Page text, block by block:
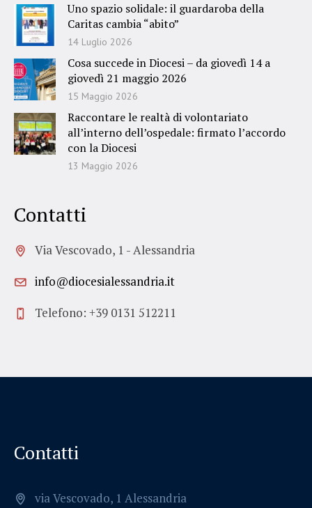
Uno spazio solidale: il guardaroba della
Caritas cambia “abito”
14 Luglio 2026
Cosa succede in Diocesi – da giovedì 14 a
giovedì 21 maggio 2026
15 Maggio 2026
Raccontare le realtà di volontariato
all’interno dell’ospedale: firmato l’accordo
con la Diocesi
13 Maggio 2026
Contatti
Via Vescovado, 1 - Alessandria
info@diocesialessandria.it
Telefono: +39 0131 512211
Contatti
via Vescovado, 1 Alessandria